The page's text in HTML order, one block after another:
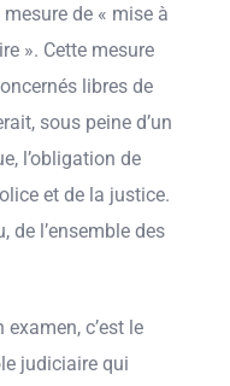
de « mise à
». Cette mesure
libres de
sous peine d’un
l’obligation de
et de la justice.
de l’ensemble des
c’est le
judiciaire qui